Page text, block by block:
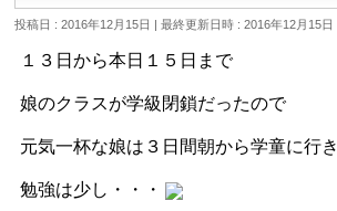
投稿日 : 2016年12月15日 最終更新日時 : 2016年12月15日
１３日から本日１５日まで
娘のクラスが学級閉鎖だったので
元気一杯な娘は３日間朝から学童に行き
勉強は少し・・・